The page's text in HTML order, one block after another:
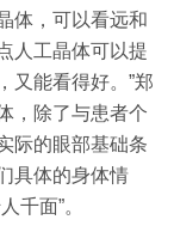
体，可以看远和
人工晶体可以提
又能看得好。”郑
，除了与患者个
际的眼部基础条
具体的身体情
千面”。